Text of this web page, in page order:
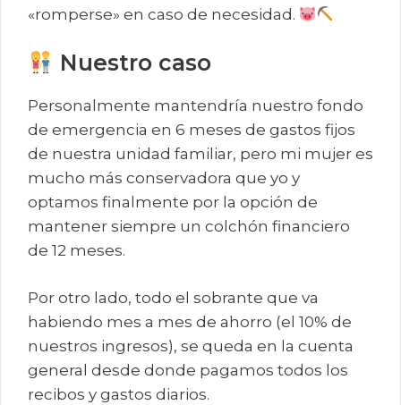
«romperse» en caso de necesidad.
Nuestro caso
Personalmente mantendría nuestro fondo
de emergencia en 6 meses de gastos fijos
de nuestra unidad familiar, pero mi mujer es
mucho más conservadora que yo y
optamos finalmente por la opción de
mantener siempre un colchón financiero
de 12 meses.
Por otro lado, todo el sobrante que va
habiendo mes a mes de ahorro (el 10% de
nuestros ingresos), se queda en la cuenta
general desde donde pagamos todos los
recibos y gastos diarios.